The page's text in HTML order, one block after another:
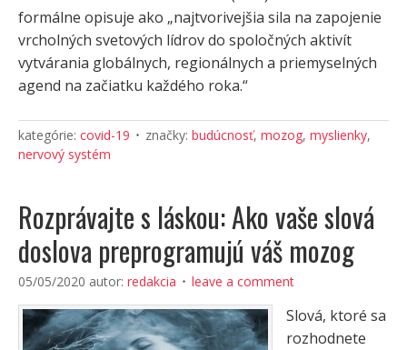
formálne opisuje ako „najtvorivejšia sila na zapojenie
vrcholných svetových lídrov do spoločných aktivít
vytvárania globálnych, regionálnych a priemyselných
agend na začiatku každého roka.“
kategórie: covid-19 značky: budúcnosť, mozog, myslienky,
nervový systém
Rozprávajte s láskou: Ako vaše slová
doslova preprogramujú váš mozog
05/05/2020 autor: redakcia leave a comment
Slová, ktoré sa
rozhodnete